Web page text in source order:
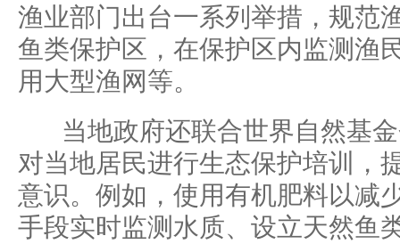
渔业部门出台一系列举措，规范
鱼类保护区，在保护区内监测渔
用大型渔网等。
当地政府还联合世界自然基金
对当地居民进行生态保护培训，
意识。例如，使用有机肥料以减
手段实时监测水质、设立天然鱼